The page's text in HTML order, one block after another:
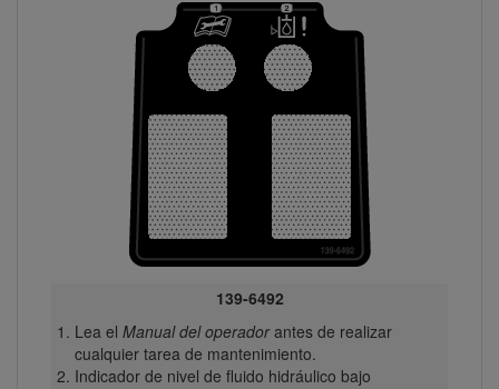
139-6492
Lea el Manual del operadorantes de realizar
cualquier tarea de mantenimiento.
Indicador de nivel de fluido hidráulico bajo